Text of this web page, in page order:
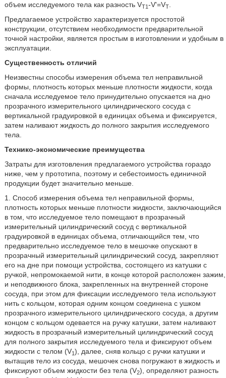
объем исследуемого тела как разность VT1-V'=VT.
Предлагаемое устройство характеризуется простотой
конструкции, отсутствием необходимости предварительной
точной настройки, является простым в изготовлении и удобным в
эксплуатации.
Существенность отличий
Неизвестны способы измерения объема тел неправильной
формы, плотность которых меньше плотности жидкости, когда
сначала исследуемое тело принудительно опускается на дно
прозрачного измерительного цилиндрического сосуда с
вертикальной градуировкой в единицах объема и фиксируется,
затем наливают жидкость до полного закрытия исследуемого
тела.
Технико-экономические преимущества
Затраты для изготовления предлагаемого устройства гораздо
ниже, чем у прототипа, поэтому и себестоимость единичной
продукции будет значительно меньше.
1. Способ измерения объема тел неправильной формы,
плотность которых меньше плотности жидкости, заключающийся
в том, что исследуемое тело помещают в прозрачный
измерительный цилиндрический сосуд с вертикальной
градуировкой в единицах объема, отличающийся тем, что
предварительно исследуемое тело в мешочке опускают в
прозрачный измерительный цилиндрический сосуд, закрепляют
его на дне при помощи устройства, состоящего из катушки с
ручкой, непромокаемой нити, в конце которой расположен зажим,
и неподвижного блока, закрепленных на внутренней стороне
сосуда, при этом для фиксации исследуемого тела используют
нить с кольцом, которая одним концом соединена с ушком
прозрачного измерительного цилиндрического сосуда, а другим
концом с кольцом одевается на ручку катушки, затем наливают
жидкость в прозрачный измерительный цилиндрический сосуд
для полного закрытия исследуемого тела и фиксируют объем
жидкости с телом (V1), далее, сняв кольцо с ручки катушки и
вытащив тело из сосуда, мешочек снова погружают в жидкость и
фиксируют объем жидкости без тела (V2), определяют разность